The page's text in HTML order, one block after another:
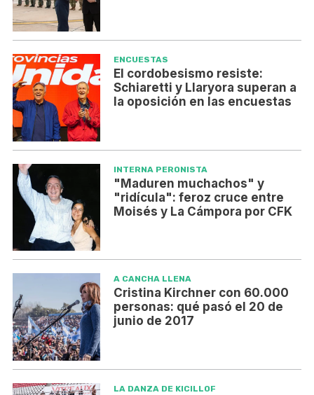
ENCUESTAS
El cordobesismo resiste:
Schiaretti y Llaryora superan a
la oposición en las encuestas
INTERNA PERONISTA
"Maduren muchachos" y
"ridícula": feroz cruce entre
Moisés y La Cámpora por CFK
A CANCHA LLENA
Cristina Kirchner con 60.000
personas: qué pasó el 20 de
junio de 2017
LA DANZA DE KICILLOF